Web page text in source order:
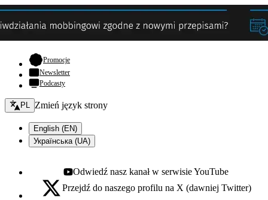
Promocje- otwiera się w nowej karcie
Newsletter
Podcasty
Zmień język - bieżący:
PL Zmień język strony
English (EN)
Українська (UA)
Youtube - otwiera się w nowej karcie
Odwiedź nasz kanał w serwisie YouTube
X - otwiera się w nowej karcie
Przejdź do naszego profilu na X (dawniej Twitter)